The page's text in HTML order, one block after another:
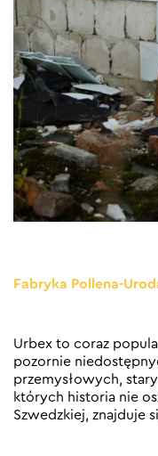
Fabryka Pollena-
Urbex to coraz
pozornie
przemysłowych,
których historia nie
Szwedzkiej, znajduje